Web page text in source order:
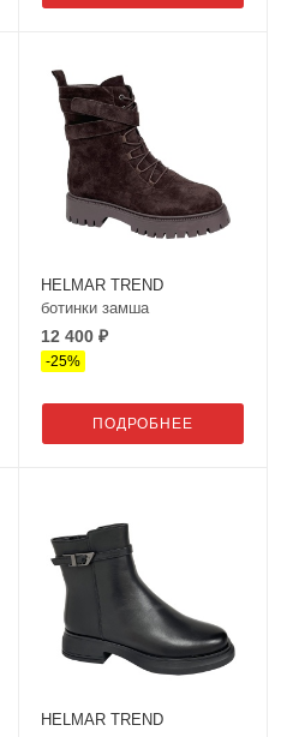
HELMAR TREND
ботинки замша
12 400 ₽
-25%
ПОДРОБНЕЕ
HELMAR TREND